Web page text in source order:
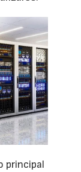
principal